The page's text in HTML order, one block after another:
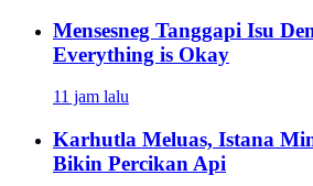
Mensesneg Tanggapi Isu
Everything is Okay
11 jam lalu
Karhutla Meluas, Istana
Bikin Percikan Api